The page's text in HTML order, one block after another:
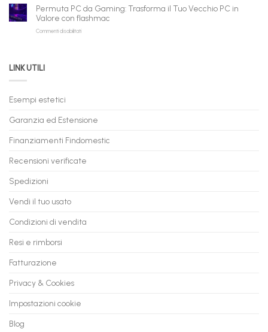
Nuovi
Ricondizionati,
Spedizione
Gaming
Rate
Online:
anche
a
Permuta PC da Gaming: Trasforma il Tuo Vecchio PC in
Valore con flashmac
Commenti disabilitatisu
in
con
LINK UTILI
Esempi estetici
Garanzia ed Estensione
Finanziamenti Findomestic
Recensioni verificate
Spedizioni
Vendi il tuo usato
Condizioni di vendita
Resi e rimborsi
Fatturazione
Privacy & Cookies
Impostazioni cookie
Blog